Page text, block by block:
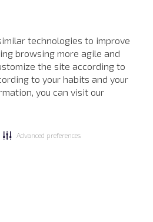
technologies to improve
browsing more agile and
the site according to
to your habits and your
you can visit our
Advanced preferences